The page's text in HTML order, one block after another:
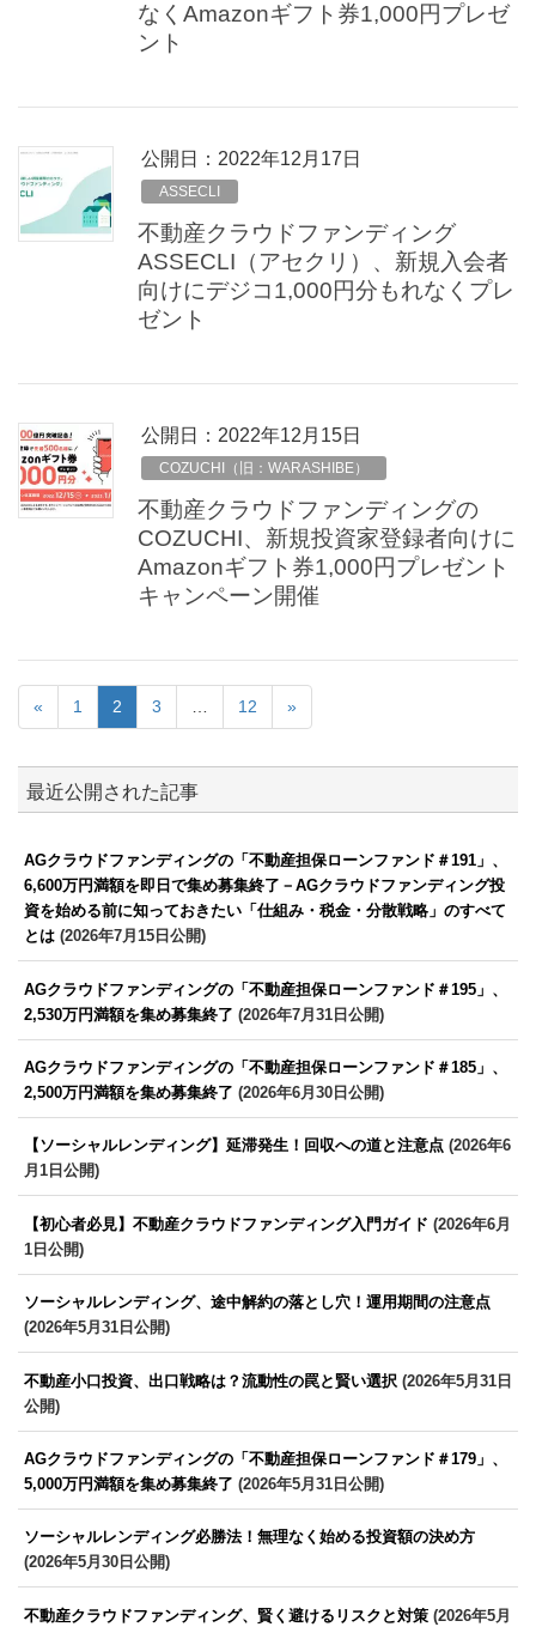
なくAmazonギフト券1,000円プレゼ
ント
公開日： 2022年12月17日
ASSECLI
不動産クラウドファンディング
ASSECLI（アセクリ）、新規入会者
向けにデジコ1,000円分もれなくプレ
ゼント
公開日： 2022年12月15日
COZUCHI（旧：WARASHIBE）
不動産クラウドファンディングの
COZUCHI、新規投資家登録者向けに
Amazonギフト券1,000円プレゼント
キャンペーン開催
« 1 2 3 12 »
最近公開された記事
AGクラウドファンディングの「不動産担保ローンファンド＃191」、
6,600万円満額を即日で集め募集終了－AGクラウドファンディング投
資を始める前に知っておきたい「仕組み・税金・分散戦略」のすべて
とは (2026年7月15日公開)
AGクラウドファンディングの「不動産担保ローンファンド＃195」、
2,530万円満額を集め募集終了 (2026年7月31日公開)
AGクラウドファンディングの「不動産担保ローンファンド＃185」、
2,500万円満額を集め募集終了 (2026年6月30日公開)
【ソーシャルレンディング】延滞発生！回収への道と注意点 (2026年6
月1日公開)
【初心者必見】不動産クラウドファンディング入門ガイド (2026年6月
1日公開)
ソーシャルレンディング、途中解約の落とし穴！運用期間の注意点
(2026年5月31日公開)
不動産小口投資、出口戦略は？流動性の罠と賢い選択 (2026年5月31日
公開)
AGクラウドファンディングの「不動産担保ローンファンド＃179」、
5,000万円満額を集め募集終了 (2026年5月31日公開)
ソーシャルレンディング必勝法！無理なく始める投資額の決め方
(2026年5月30日公開)
不動産クラウドファンディング、賢く避けるリスクと対策 (2026年5月